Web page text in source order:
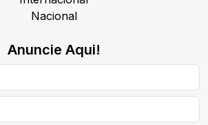
Nacional
Anuncie Aqui!